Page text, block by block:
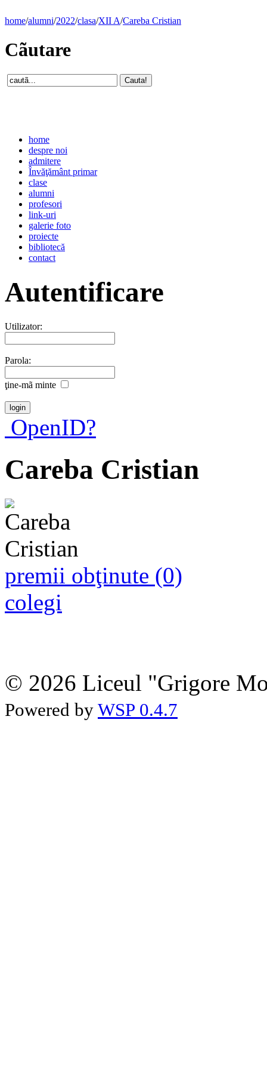
home/alumni/2022/clasa/XII A/Careba Cristian
Cãutare
home
despre noi
admitere
Învăţământ primar
clase
alumni
profesori
link-uri
galerie foto
proiecte
bibliotecă
contact
Autentificare
Utilizator:
Parola:
ţine-mã minte
OpenID?
Careba Cristian
premii obţinute (0)
colegi
© 2026 Liceul "Grigore
Powered by WSP 0.4.7